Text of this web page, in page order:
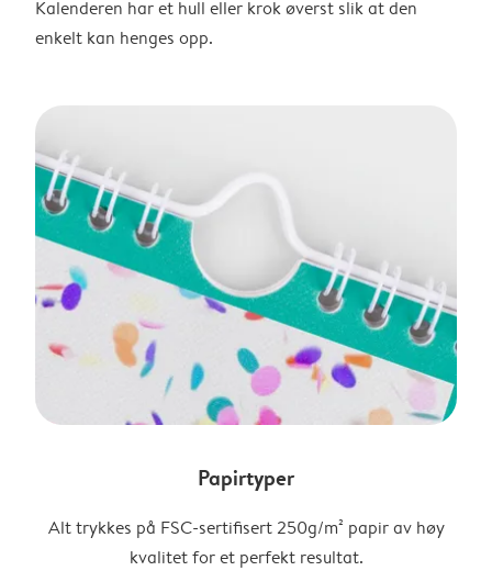
Kalenderen har et hull eller krok øverst slik at den
enkelt kan henges opp.
Papirtyper
Alt trykkes på FSC-sertifisert 250g/m² papir av høy
kvalitet for et perfekt resultat.